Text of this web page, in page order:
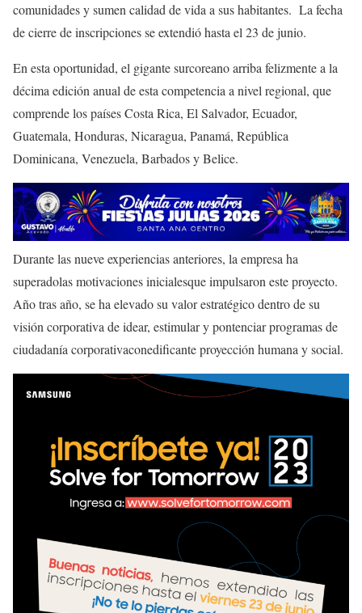
comunidades y sumen calidad de vida a sus habitantes. La fecha
de cierre de inscripciones se extendió hasta el 23 de junio.
En esta oportunidad, el gigante surcoreano arriba felizmente a la
décima edición anual de esta competencia a nivel regional, que
comprende los países Costa Rica, El Salvador, Ecuador,
Guatemala, Honduras, Nicaragua, Panamá, República
Dominicana, Venezuela, Barbados y Belice.
Durante las nueve experiencias anteriores, la empresa ha
superadolas motivaciones inicialesque impulsaron este proyecto.
Año tras año, se ha elevado su valor estratégico dentro de su
visión corporativa de idear, estimular y pontenciar programas de
ciudadanía corporativaconedificante proyección humana y social.